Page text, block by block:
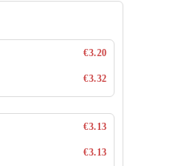
€3.20
€3.32
€3.13
€3.13